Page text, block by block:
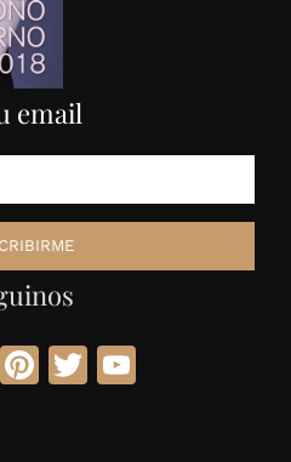
email
Instagram
Pinterest
Twitter